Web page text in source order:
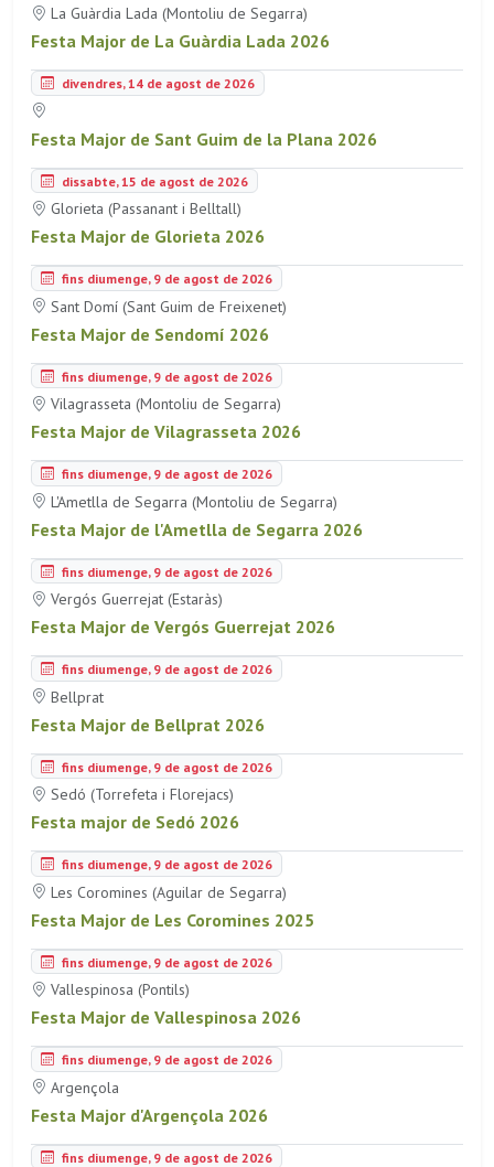
La Guàrdia Lada (Montoliu de Segarra)
Festa Major de La Guàrdia Lada 2026
divendres, 14 de agost de 2026
Festa Major de Sant Guim de la Plana 2026
dissabte, 15 de agost de 2026
Glorieta (Passanant i Belltall)
Festa Major de Glorieta 2026
fins diumenge, 9 de agost de 2026
Sant Domí (Sant Guim de Freixenet)
Festa Major de Sendomí 2026
fins diumenge, 9 de agost de 2026
Vilagrasseta (Montoliu de Segarra)
Festa Major de Vilagrasseta 2026
fins diumenge, 9 de agost de 2026
L'Ametlla de Segarra (Montoliu de Segarra)
Festa Major de l'Ametlla de Segarra 2026
fins diumenge, 9 de agost de 2026
Vergós Guerrejat (Estaràs)
Festa Major de Vergós Guerrejat 2026
fins diumenge, 9 de agost de 2026
Bellprat
Festa Major de Bellprat 2026
fins diumenge, 9 de agost de 2026
Sedó (Torrefeta i Florejacs)
Festa major de Sedó 2026
fins diumenge, 9 de agost de 2026
Les Coromines (Aguilar de Segarra)
Festa Major de Les Coromines 2025
fins diumenge, 9 de agost de 2026
Vallespinosa (Pontils)
Festa Major de Vallespinosa 2026
fins diumenge, 9 de agost de 2026
Argençola
Festa Major d'Argençola 2026
fins diumenge, 9 de agost de 2026